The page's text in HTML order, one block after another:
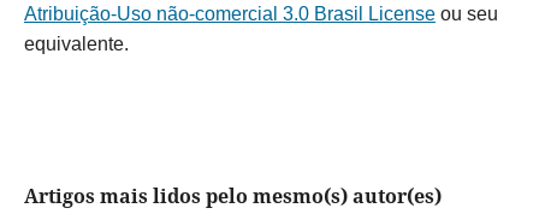
Atribuição-Uso não-comercial 3.0 Brasil Licenseou seu
equivalente.
Artigos mais lidos pelo mesmo(s) autor(es)